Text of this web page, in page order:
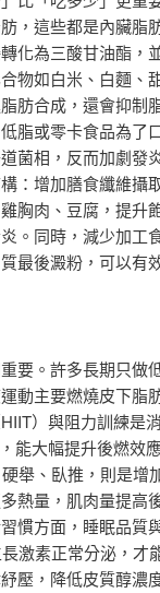
，這些都是內臟脂
化為三酸甘油酯，
物如白米、白麵、
肪合成，還會抑制
脂或零卡食品為了
菌相，反而加劇發
：增加膳食纖維攝
胸肉、豆腐，提升
。同時，減少加工
最後澱粉，可以有
要。許多長期只做
動主要燃燒皮下脂
）與阻力訓練是
能大幅提升後燃效
舉、臥推，則是增
熱量，肌肉量提高
慣方面，睡眠品質
激素正常分泌，才
壓，降低皮質醇濃